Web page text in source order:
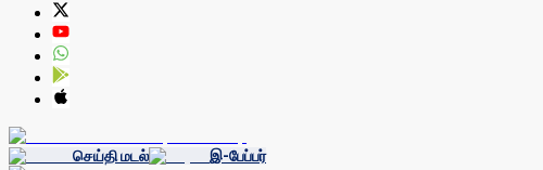
செய்தி மடல் இ-பேப்பர்